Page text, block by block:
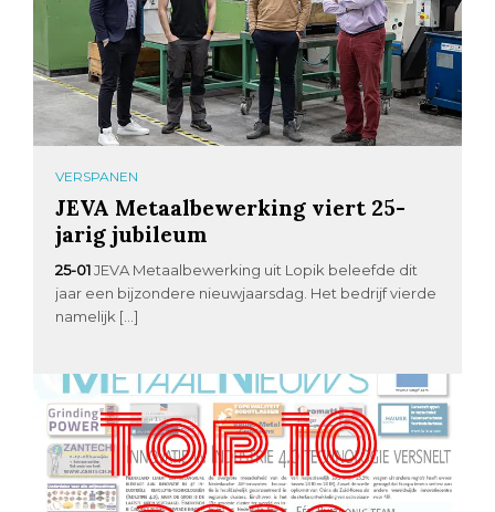
VERSPANEN
JEVA Metaalbewerking viert 25-
jarig jubileum
25-01 JEVA Metaalbewerking uit Lopik beleefde dit
jaar een bijzondere nieuwjaarsdag. Het bedrijf vierde
namelijk […]